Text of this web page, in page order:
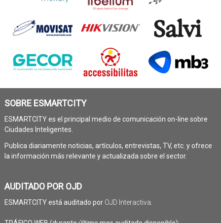
SOBRE ESMARTCITY
ESMARTCITY es el principal medio de comunicación on-line sobre
Ciudades Inteligentes.
Publica diariamente noticias, artículos, entrevistas, TV, etc. y ofrece
la información más relevante y actualizada sobre el sector.
AUDITADO POR OJD
ESMARTCITY está auditado por OJD Interactiva